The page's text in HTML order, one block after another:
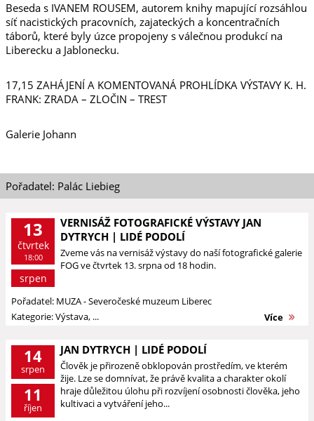
Beseda s IVANEM ROUSEM, autorem knihy mapující rozsáhlou
síť nacistických pracovních, zajateckých a koncentračních
táborů, které byly úzce propojeny s válečnou produkcí na
Liberecku a Jablonecku.
17,15 ZAHÁJENÍ A KOMENTOVANÁ PROHLÍDKA VÝSTAVY K. H.
FRANK: ZRADA – ZLOČIN – TREST
Galerie Johann
Pořadatel: Palác Liebieg
13
čtvrtek
18:00
srpen
VERNISÁŽ FOTOGRAFICKÉ VÝSTAVY JAN
DYTRYCH | LIDÉ PODOLÍ
Zveme vás na vernisáž výstavy do naší fotografické galerie
FOG ve čtvrtek 13. srpna od 18 hodin.
Pořadatel: MUZA - Severočeské muzeum Liberec
Kategorie: Výstava, ...
Více
14
srpen
11
říjen
JAN DYTRYCH | LIDÉ PODOLÍ
Člověk je přirozeně obklopován prostředím, ve kterém
žije. Lze se domnívat, že právě kvalita a charakter okolí
hraje důležitou úlohu při rozvíjení osobnosti člověka, jeho
kultivaci a vytváření jeho...